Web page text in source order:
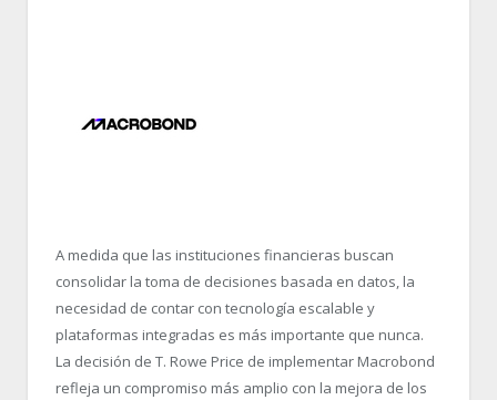
A medida que las instituciones financieras buscan
consolidar la toma de decisiones basada en datos, la
necesidad de contar con tecnología escalable y
plataformas integradas es más importante que nunca.
La decisión de T. Rowe Price de implementar Macrobond
refleja un compromiso más amplio con la mejora de los